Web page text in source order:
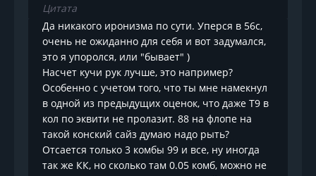
Цитата
Да никакого иронизма по сути. Уперся в 56с,
очень не ожиданно для себя и вот задумался,
это я упоролся, или "бывает" )
Насчет кучи рук лучше, это например?
Особенно с учетом того, что ты мне намекнул
в одной из предыдущих оценок, что даже Т9 в
кол по эквити не пролазит. 88 на флопе на
такой конский сайз думаю надо рыть?
Отсается только 3 комбы 99 и все, ну иногда
так же КК, но сколько там 0.05 комб, можно не